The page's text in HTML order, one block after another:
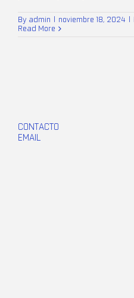
By admin noviembre 18, 2024
Read More
CONTACTO
EMAIL